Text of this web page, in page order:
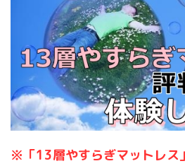
※「13層やすらぎマットレ